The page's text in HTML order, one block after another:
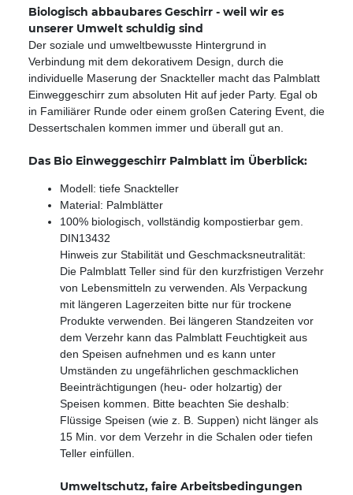
Biologisch abbaubares Geschirr - weil wir es
unserer Umwelt schuldig sind
Der soziale und umweltbewusste Hintergrund in
Verbindung mit dem dekorativem Design, durch die
individuelle Maserung der Snackteller macht das Palmblatt
Einweggeschirr zum absoluten Hit auf jeder Party. Egal ob
in Familiärer Runde oder einem großen Catering Event, die
Dessertschalen kommen immer und überall gut an.
Das Bio Einweggeschirr Palmblatt im Überblick:
Modell: tiefe Snackteller
Material: Palmblätter
100% biologisch, vollständig kompostierbar gem.
DIN13432
Hinweis zur Stabilität und Geschmacksneutralität:
Die Palmblatt Teller sind für den kurzfristigen Verzehr
von Lebensmitteln zu verwenden. Als Verpackung
mit längeren Lagerzeiten bitte nur für trockene
Produkte verwenden. Bei längeren Standzeiten vor
dem Verzehr kann das Palmblatt Feuchtigkeit aus
den Speisen aufnehmen und es kann unter
Umständen zu ungefährlichen geschmacklichen
Beeinträchtigungen (heu- oder holzartig) der
Speisen kommen. Bitte beachten Sie deshalb:
Flüssige Speisen (wie z. B. Suppen) nicht länger als
15 Min. vor dem Verzehr in die Schalen oder tiefen
Teller einfüllen.
Umweltschutz, faire Arbeitsbedingungen